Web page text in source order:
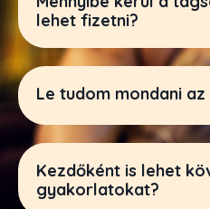
lehet fizetni?
Le tudom mondani
Kezdőként is lehet
gyakorlatokat?